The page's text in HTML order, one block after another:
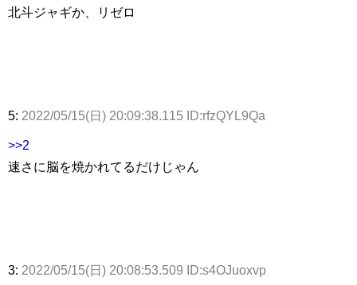
北斗ジャギか、リゼロ
5: 2022/05/15(日) 20:09:38.115 ID:rfzQYL9Qa
>>2
速さに脳を焼かれてるだけじゃん
3: 2022/05/15(日) 20:08:53.509 ID:s4OJuoxvp